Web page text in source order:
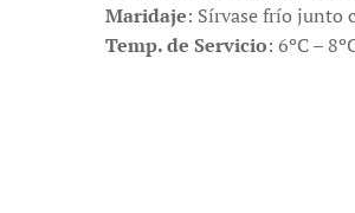
Maridaje: Sírvase frío junto
Temp. de Servicio: 6ºC –